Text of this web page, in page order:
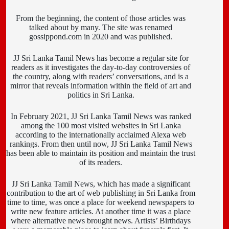
From the beginning, the content of those articles was
talked about by many. The site was renamed
gossippond.com in 2020 and was published.
JJ Sri Lanka Tamil News has become a regular site for
readers as it investigates the day-to-day controversies of
the country, along with readers’ conversations, and is a
mirror that reveals information within the field of art and
politics in Sri Lanka.
In February 2021, JJ Sri Lanka Tamil News was ranked
among the 100 most visited websites in Sri Lanka
according to the internationally acclaimed Alexa web
rankings. From then until now, JJ Sri Lanka Tamil News
has been able to maintain its position and maintain the trust
of its readers.
JJ Sri Lanka Tamil News, which has made a significant
contribution to the art of web publishing in Sri Lanka from
time to time, was once a place for weekend newspapers to
write new feature articles. At another time it was a place
where alternative news brought news. Artists’ Birthdays